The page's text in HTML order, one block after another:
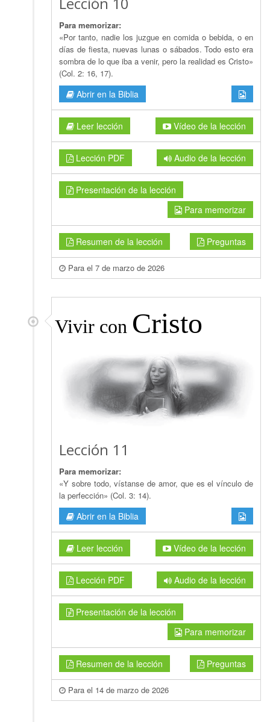
Para memorizar:
«Por tanto, nadie los juzgue en comida o bebida, o en
días de fiesta, nuevas lunas o sábados. Todo esto era
sombra de lo que iba a venir, pero la realidad es Cristo»
(Col. 2: 16, 17).
Abrir en la Biblia
Leer lección Vídeo de la lección
Lección PDF Audio de la lección
Presentación de la lección
Para memorizar
Resumen de la lección Preguntas
Para el 7 de marzo de 2026
Vivir con Cristo
Lección 11
Para memorizar:
«Y sobre todo, vístanse de amor, que es el vínculo de
la perfección» (Col. 3: 14).
Abrir en la Biblia
Leer lección Vídeo de la lección
Lección PDF Audio de la lección
Presentación de la lección
Para memorizar
Resumen de la lección Preguntas
Para el 14 de marzo de 2026